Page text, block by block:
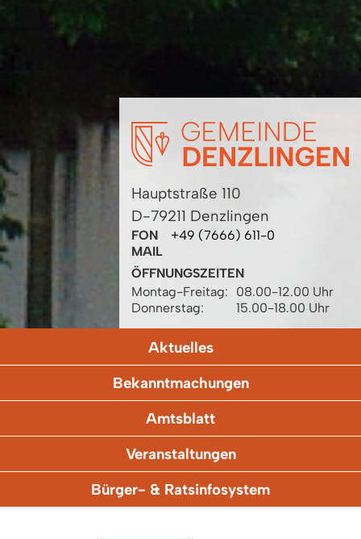
Hauptstraße 110
D-79211 Denzlingen
FON
+49 (7666) 611-0
MAIL
ÖFFNUNGSZEITEN
Montag-Freitag:
08.00-12.00 Uhr
Donnerstag:
15.00-18.00 Uhr
Aktuelles
Bekanntmachungen
Amtsblatt
Veranstaltungen
Bürger- & Ratsinfosystem